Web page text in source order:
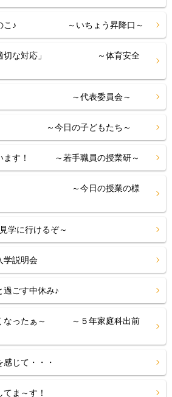
すのこ♪ ～いちょう昇降口～
「適切な対応」 ～体育安全
ね！ ～代表委員会～
日の子どもたち～
ます！ ～若手職員の授業研～
う！ ～今日の授業の様
学に行けるぞ～
学説明会
過ごす中休み♪
なったぁ～ ～５年家庭科出前
じて・・・
ま～す！